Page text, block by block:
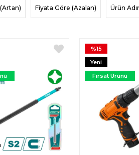
Fiyata Göre (Azalan) Ürün
%15
Yeni
Ürün
Fırsat Ürünü